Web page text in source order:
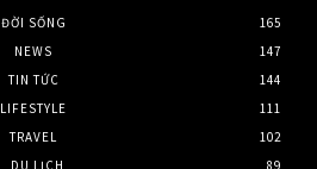
ĐỜI SỐNG
165
NEWS
147
TIN TỨC
144
LIFESTYLE
111
TRAVEL
102
DU LỊCH
89